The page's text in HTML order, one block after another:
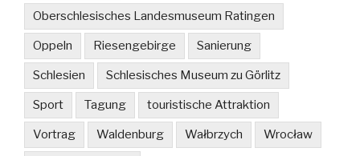
Oberschlesisches Landesmuseum Ratingen
Oppeln Riesengebirge Sanierung
Schlesien Schlesisches Museum zu Görlitz
Sport Tagung touristische Attraktion
Vortrag Waldenburg Wałbrzych Wrocław